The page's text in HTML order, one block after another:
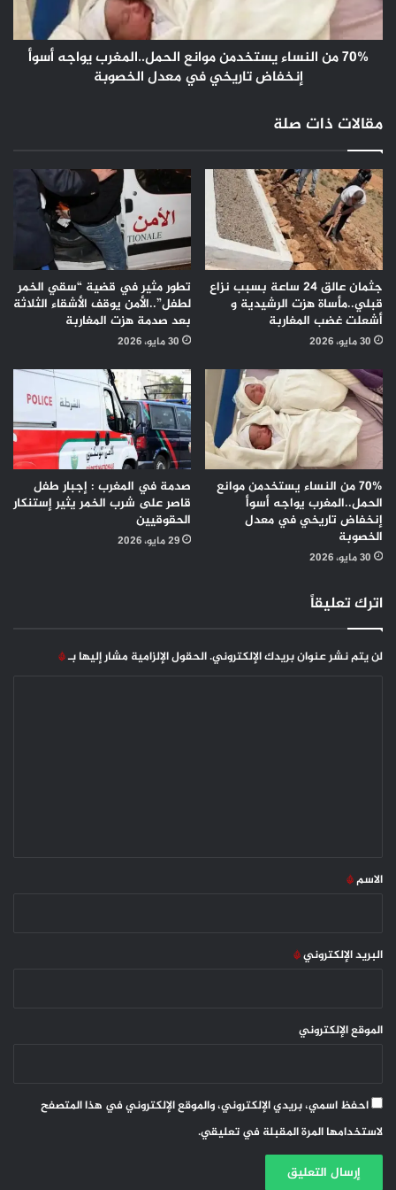
أسوأ
إنخفاض
تاريخي 70% من النساء يستخدمن موانع الحمل..المغرب يواجه أسوأ
إنخفاض تاريخي في معدل الخصوبة
مقالات ذات صلة
جثمان عالق 24 ساعة بسبب نزاع
قبلي..مأساة هزت الرشيدية و
أشعلت غضب المغاربة
30 مايو، 2026
تطور مثير في قضية “سقي الخمر
لطفل”..الأمن يوقف الأشقاء الثلاثة
بعد صدمة هزت المغاربة
30 مايو، 2026
70% من النساء يستخدمن موانع
الحمل..المغرب يواجه أسوأ
إنخفاض تاريخي في معدل
الخصوبة
30 مايو، 2026
صدمة في المغرب : إجبار طفل
قاصر على شرب الخمر يثير إستنكار
الحقوقيين
29 مايو، 2026
اترك تعليقاً
لن يتم نشر عنوان بريدك الإلكتروني.الحقول الإلزامية مشار إليها بـ*
*
الاسم*
البريد الإلكتروني*
الموقع الإلكتروني
احفظ اسمي، بريدي الإلكتروني، والموقع الإلكتروني في هذا المتصفح
لاستخدامها المرة المقبلة في تعليقي.